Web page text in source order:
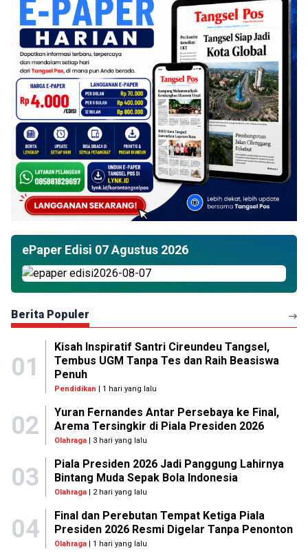
ePaper Edisi 07 Agustus 2026
Berita Populer
01
Kisah Inspiratif Santri Cireundeu Tangsel,
Tembus UGM Tanpa Tes dan Raih Beasiswa
Penuh
Pendidikan | 1 hari yang lalu
02
Yuran Fernandes Antar Persebaya ke Final,
Arema Tersingkir di Piala Presiden 2026
Olahraga| 3 hari yang lalu
03
Piala Presiden 2026 Jadi Panggung Lahirnya
Bintang Muda Sepak Bola Indonesia
Olahraga| 2 hari yang lalu
04
Final dan Perebutan Tempat Ketiga Piala
Presiden 2026 Resmi Digelar Tanpa Penonton
Olahraga| 1 hari yang lalu